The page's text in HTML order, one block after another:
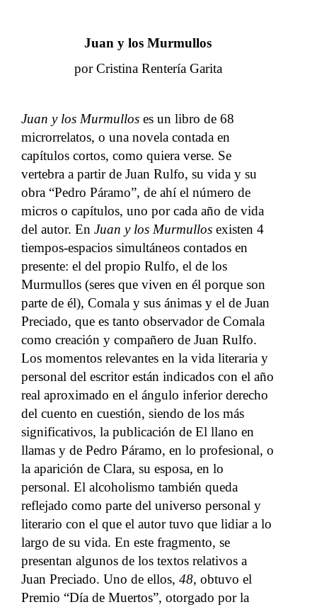
Juan y los Murmullos
por Cristina Rentería Garita
Juan y los Murmullos es un libro de 68
microrrelatos, o una novela contada en
capítulos cortos, como quiera verse. Se
vertebra a partir de Juan Rulfo, su vida y su
obra “Pedro Páramo”, de ahí el número de
micros o capítulos, uno por cada año de vida
del autor. En Juan y los Murmullos existen 4
tiempos-espacios simultáneos contados en
presente: el del propio Rulfo, el de los
Murmullos (seres que viven en él porque son
parte de él), Comala y sus ánimas y el de Juan
Preciado, que es tanto observador de Comala
como creación y compañero de Juan Rulfo.
Los momentos relevantes en la vida literaria y
personal del escritor están indicados con el año
real aproximado en el ángulo inferior derecho
del cuento en cuestión, siendo de los más
significativos, la publicación de El llano en
llamas y de Pedro Páramo, en lo profesional, o
la aparición de Clara, su esposa, en lo
personal. El alcoholismo también queda
reflejado como parte del universo personal y
literario con el que el autor tuvo que lidiar a lo
largo de su vida. En este fragmento, se
presentan algunos de los textos relativos a
Juan Preciado. Uno de ellos, 48, obtuvo el
Premio “Día de Muertos”, otorgado por la